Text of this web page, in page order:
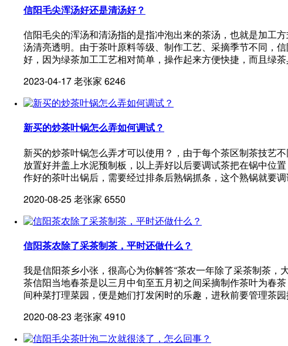
信阳毛尖浑汤好还是清汤好？
信阳毛尖的浑汤和清汤指的是指冲泡出来的茶汤，也就是加工
汤清亮透明。由于茶叶原料等级、制作工艺、采摘季节不同，
好，因为绿茶加工工艺相对简单，操作起来方便快捷，而且绿
2023-04-17 老张家 6246
新买的炒茶叶锅怎么弄如何调试？
新买的炒茶叶锅怎么弄才可以使用？，由于每个茶区制茶技艺
放置好并盖上水泥预制板，以上弄好以后要调试茶把在锅中位
作好的茶叶出锅后，需要经过排条后熟锅抓条，这个熟锅就要
2020-08-25 老张家 6550
信阳茶农除了采茶制茶，平时还做什么？
我是信阳茶乡小张，很高心为你解答“茶农一年除了采茶制茶，
茶信阳当地春茶是以三月中旬至五月初之间采摘制作茶叶为春
间种菜打理菜园，便是她们打发闲时的乐趣，进秋前要管理茶
2020-08-23 老张家 4910